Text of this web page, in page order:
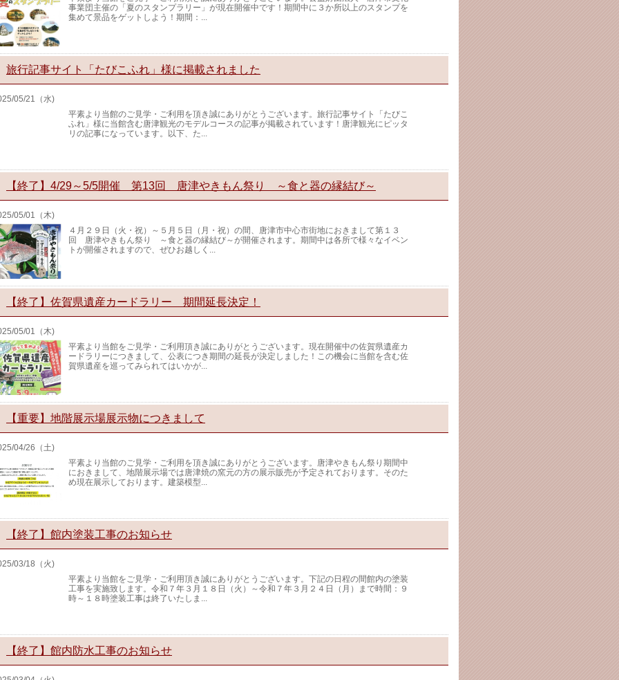
事業団主催の「夏のスタンプラリー」が現在開催中です！期間中に３か所以上のスタンプを
集めて景品をゲットしよう！期間：...
旅行記事サイト「たびこふれ」様に掲載されました
05/21（水)
平素より当館のご見学・ご利用を頂き誠にありがとうございます。旅行記事サイト「たびこ
ふれ」様に当館含む唐津観光のモデルコースの記事が掲載されています！唐津観光にピッタ
リの記事になっています。以下、た...
【終了】4/29～5/5開催 第13回 唐津やきもん祭り ～食と器の縁結び～
05/01（木)
４月２９日（火・祝）～５月５日（月・祝）の間、唐津市中心市街地におきまして第１３
回 唐津やきもん祭り ～食と器の縁結び～が開催されます。期間中は各所で様々なイベン
トが開催されますので、ぜひお越しく...
【終了】佐賀県遺産カードラリー 期間延長決定！
05/01（木)
平素より当館をご見学・ご利用頂き誠にありがとうございます。現在開催中の佐賀県遺産カ
ードラリーにつきまして、公表につき期間の延長が決定しました！この機会に当館を含む佐
賀県遺産を巡ってみられてはいかが...
【重要】地階展示場展示物につきまして
04/26（土)
平素より当館のご見学・ご利用を頂き誠にありがとうございます。唐津やきもん祭り期間中
におきまして、地階展示場では唐津焼の窯元の方の展示販売が予定されております。そのた
め現在展示しております。建築模型...
【終了】館内塗装工事のお知らせ
03/18（火)
平素より当館をご見学・ご利用頂き誠にありがとうございます。下記の日程の間館内の塗装
工事を実施致します。令和７年３月１８日（火）～令和７年３月２４日（月）まで時間：９
時～１８時塗装工事は終了いたしま...
【終了】館内防水工事のお知らせ